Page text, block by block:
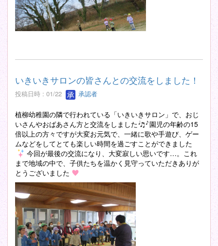
いきいきサロンの皆さんとの交流をしました！
投稿日時 : 01/22 承認者
植柳幼稚園の隣で行われている「いきいきサロン」で、おじ
いさんやおばあさん方と交流をしました
園児の年齢の15
倍以上の方々ですが大変お元気で、一緒に歌や手遊び、ゲー
ムなどをしてとても楽しい時間を過ごすことができました
今回が最後の交流になり、大変寂しい思いです…。これ
まで地域の中で、子供たちを温かく見守っていただきありが
とうございました